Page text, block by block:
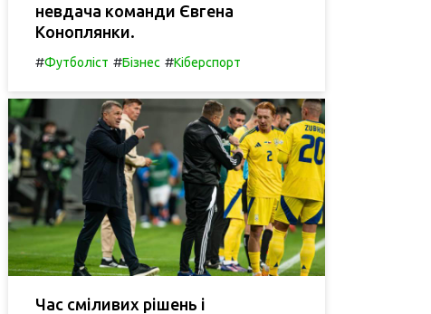
невдача команди Євгена
Коноплянки.
#Футболіст #Бізнес #Кіберспорт
Час сміливих рішень і